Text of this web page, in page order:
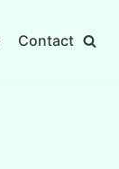
Contact